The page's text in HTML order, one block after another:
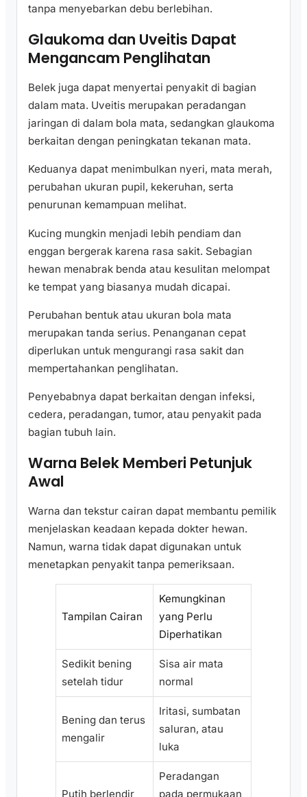
tanpa menyebarkan debu berlebihan.
Glaukoma dan Uveitis Dapat
Mengancam Penglihatan
Belek juga dapat menyertai penyakit di bagian
dalam mata. Uveitis merupakan peradangan
jaringan di dalam bola mata, sedangkan glaukoma
berkaitan dengan peningkatan tekanan mata.
Keduanya dapat menimbulkan nyeri, mata merah,
perubahan ukuran pupil, kekeruhan, serta
penurunan kemampuan melihat.
Kucing mungkin menjadi lebih pendiam dan
enggan bergerak karena rasa sakit. Sebagian
hewan menabrak benda atau kesulitan melompat
ke tempat yang biasanya mudah dicapai.
Perubahan bentuk atau ukuran bola mata
merupakan tanda serius. Penanganan cepat
diperlukan untuk mengurangi rasa sakit dan
mempertahankan penglihatan.
Penyebabnya dapat berkaitan dengan infeksi,
cedera, peradangan, tumor, atau penyakit pada
bagian tubuh lain.
Warna Belek Memberi Petunjuk
Awal
Warna dan tekstur cairan dapat membantu pemilik
menjelaskan keadaan kepada dokter hewan.
Namun, warna tidak dapat digunakan untuk
menetapkan penyakit tanpa pemeriksaan.
Tampilan Cairan
Kemungkinan
yang Perlu
Diperhatikan
Sedikit bening
setelah tidur
Sisa air mata
normal
Bening dan terus
mengalir
Iritasi, sumbatan
saluran, atau
luka
Putih berlendir
Peradangan
pada permukaan